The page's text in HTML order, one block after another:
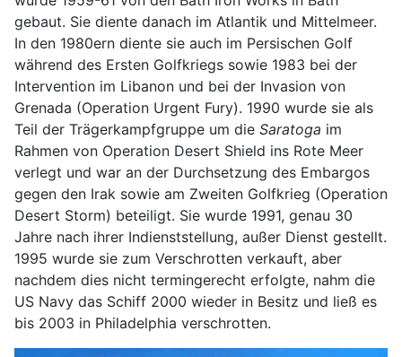
gebaut. Sie diente danach im Atlantik und Mittelmeer.
In den 1980ern diente sie auch im Persischen Golf
während des Ersten Golfkriegs sowie 1983 bei der
Intervention im Libanon und bei der Invasion von
Grenada (Operation Urgent Fury). 1990 wurde sie als
Teil der Trägerkampfgruppe um die Saratoga im
Rahmen von Operation Desert Shield ins Rote Meer
verlegt und war an der Durchsetzung des Embargos
gegen den Irak sowie am Zweiten Golfkrieg (Operation
Desert Storm) beteiligt. Sie wurde 1991, genau 30
Jahre nach ihrer Indienststellung, außer Dienst gestellt.
1995 wurde sie zum Verschrotten verkauft, aber
nachdem dies nicht termingerecht erfolgte, nahm die
US Navy das Schiff 2000 wieder in Besitz und ließ es
bis 2003 in Philadelphia verschrotten.